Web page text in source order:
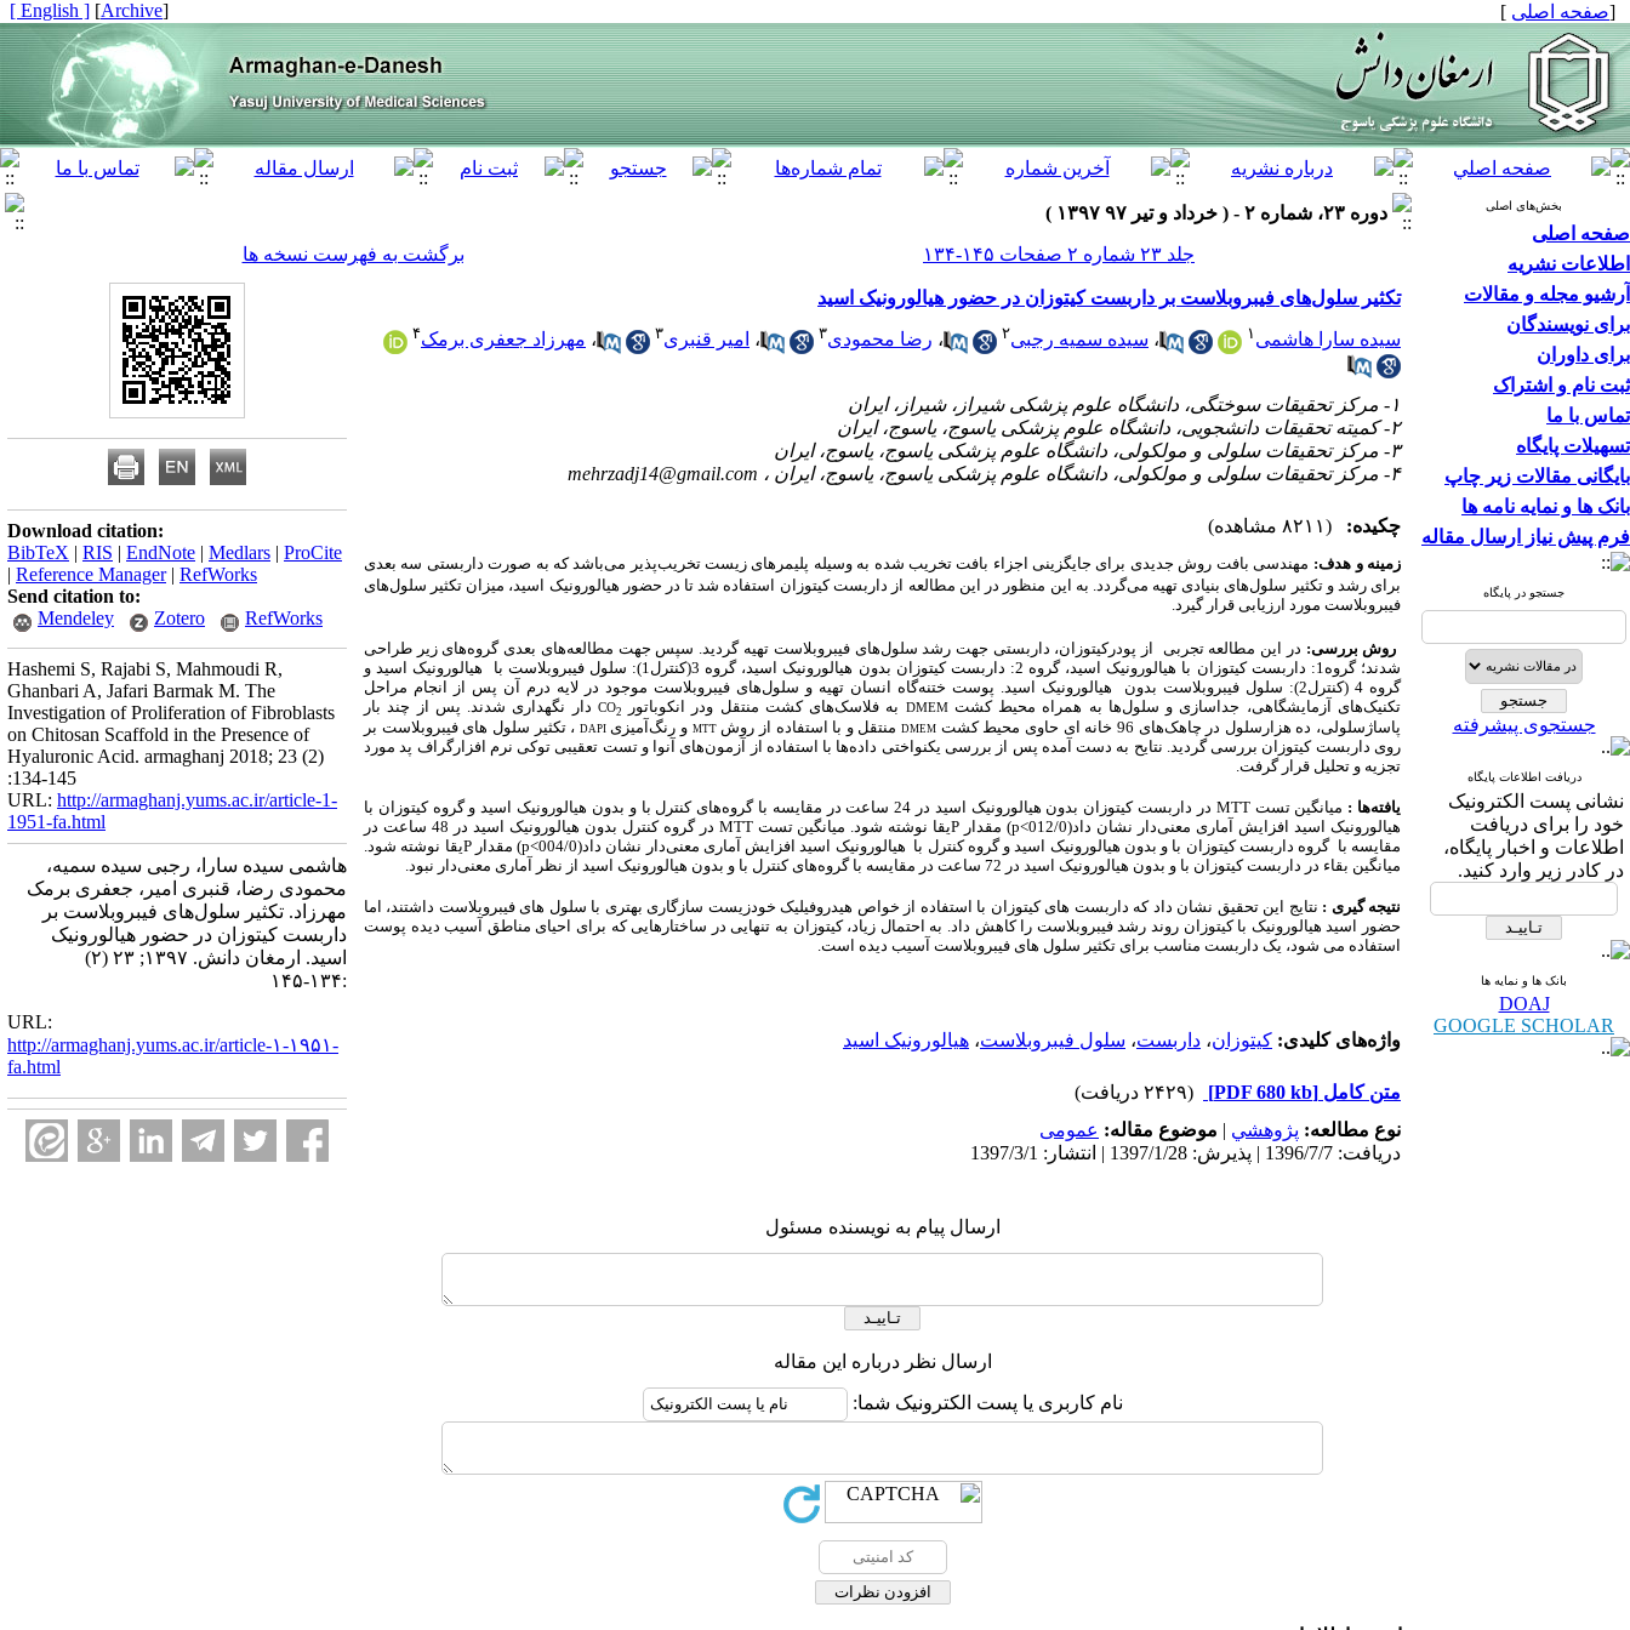
[صفحه اصلی ]
[
Archive
]
[ English ]
بخش‌های اصلی
صفحه اصلی
اطلاعات نشریه
آرشیو مجله و مقالات
برای نویسندگان
برای داوران
ثبت نام و اشتراک
تماس با ما
تسهیلات پایگاه
بایگانی مقالات زیر چاپ
بانک ها و نمایه نامه ها
فرم پیش نیاز ارسال مقاله
جستجو در پایگاه
جستجوی پیشرفته
دریافت اطلاعات پایگاه
نشانی پست الکترونیک
خود را برای دریافت
اطلاعات و اخبار پایگاه،
در کادر زیر وارد کنید.
بانک ها و نمایه ها
DOAJ
GOOGLE SCHOLAR
دوره ۲۳، شماره ۲ - ( خرداد و تیر ۹۷ ۱۳۹۷ )
جلد ۲۳ شماره ۲ صفحات ۱۴۵-۱۳۴
برگشت به فهرست نسخه ها
تکثیر سلول‌های فیبروبلاست بر داربست کیتوزان در حضور هیالورونیک اسید
سیده سارا هاشمی ۱ ، سیده سمیه رجبی۲ ، رضا محمودی۳ ، امیر قنبری۳ ، مهرزاد جعفری برمک۴
۱- مرکز تحقیقات سوختگی، دانشگاه علوم پزشکی شیراز، شیراز، ایران
۲- کمیته تحقیقات دانشجویی، دانشگاه علوم پزشکی یاسوج، یاسوج، ایران
۳- مرکز تحقیقات سلولی و مولکولی، دانشگاه علوم پزشکی یاسوج، یاسوج، ایران
۴- مرکز تحقیقات سلولی و مولکولی، دانشگاه علوم پزشکی یاسوج، یاسوج، ایران ،
mehrzadj14@gmail.com
چکیده: (۸۲۱۱ مشاهده)
زمینه و هدف: مهندسی بافت روش جدیدی برای جایگزینی اجزاء بافت تخریب شده به وسیله پلیمرهای زیست تخریب‌پذیر می‌باشد که به صورت داربستی سه بعدی
برای رشد و تکثیر سلول‌های بنیادی تهیه می‌گردد. به این منظور در این مطالعه از داربست کیتوزان استفاده شد تا در حضور هیالورونیک اسید، میزان تکثیر سلول‌های
فیبروبلاست مورد ارزیابی قرار گیرد.
روش بررسی: در این مطالعه تجربی از پودرکیتوزان، داربستی جهت رشد سلول‌های فیبروبلاست تهیه گردید. سپس جهت مطالعه‌های بعدی گروه‌های زیر طراحی
شدند؛
گروه1: داربست کیتوزان با هیالورونیک اسید، گروه 2: داربست کیتوزان بدون هیالورونیک اسید، گروه 3(کنترل1): سلول فیبروبلاست با هیالورونیک اسید و
گروه 4 (کنترل2): سلول فیبروبلاست بدون هیالورونیک اسید. پوست ختنه‌گاه انسان تهیه و سلول‌های فیبروبلاست موجود در لایه درم آن پس از انجام مراحل
تکنیک‌‌های آزمایشگاهی، جداسازی و سلول‌ها به همراه محیط کشتDMEM به فلاسک‌های کشت منتقل ودر انکوباتور CO2
دار نگهداری شدند. پس از چند بار
پاساژسلولی، ده هزارسلول در چاهک‌های 96 خانه ای حاوی محیط کشت
DMEMمنتقل و با استفاده از روشMTT و رنگ‌آمیزیDAPI ، تکثیر سلول های فیبروبلاست بر
روی داربست کیتوزان بررسی گردید. نتایح به دست آمده پس از بررسی یکنواختی داده‌ها با استفاده از آزمون‌های آنوا و تست تعقیبی توکی نرم افزارگراف پد مورد
تجزیه و تحلیل قرار گرفت.
یافته‌ها : میانگین تستMTT
در داربست کیتوزان بدون هیالورونیک اسید در 24 ساعت در مقایسه با گروه‌های کنترل با و بدون هیالورونیک اسید و گروه کیتوزان با
هیالورونیک اسید افزایش آماری معنی‌دار نشان داد(012/0
p<) مقدار Pیقا نوشته شود. میانگین تستMTT
در گروه کنترل بدون هیالورونیک اسید در 48 ساعت در
مقایسه با گروه داربست کیتوزان با و بدون هیالورونیک اسید و گروه کنترل با هیالورونیک اسید افزایش آماری معنی‌دار نشان داد(004/0
p<) مقدارPیقا نوشته شود.
میانگین بقاء در داربست کیتوزان با و بدون هیالورونیک اسید در 72 ساعت در مقایسه با گروه‌های کنترل با و بدون هیالورونیک اسید از نظر آماری معنی‌دار نبود.
نتیجه گیری : نتایج این تحقیق نشان داد که داربست های کیتوزان با استفاده از خواص هیدروفیلیک خودزیست سازگاری بهتری با سلول های فیبروبلاست داشتند، اما
حضور اسید هیالورونیک با کیتوزان روند رشد فیبروبلاست را کاهش داد. به احتمال زیاد، کیتوزان به تنهایی در ساختارهایی که برای احیای مناطق آسیب دیده پوست
استفاده می شود، یک داربست مناسب برای تکثیر سلول های فیبروبلاست آسیب دیده است.
واژه‌های کلیدی: کیتوزان، داربست، سلول فیبروبلاست، هیالورونیک اسید
متن کامل [PDF 680 kb]
(۲۴۲۹ دریافت)
نوع مطالعه: پژوهشي | موضوع مقاله: عمومى
دریافت: 1396/7/7 | پذیرش: 1397/1/28 | انتشار: 1397/3/1
ارسال پیام به نویسنده مسئول
ارسال نظر درباره این مقاله
نام کاربری یا پست الکترونیک شما:
Download citation:
BibTeX | RIS | EndNote | Medlars | ProCite
| Reference Manager| RefWorks
Send citation to:
Mendeley
Zotero RefWorks
Hashemi S, Rajabi S, Mahmoudi R,
Ghanbari A, Jafari Barmak M. The
Investigation of Proliferation of Fibroblasts
on Chitosan Scaffold in the Presence of
Hyaluronic Acid. armaghanj 2018; 23 (2)
:134-145
URL: http://armaghanj.yums.ac.ir/article-1-
1951-fa.html
هاشمی سیده سارا، رجبی سیده سمیه،
محمودی رضا، قنبری امیر، جعفری برمک
مهرزاد. تکثیر سلول‌های فیبروبلاست بر
داربست کیتوزان در حضور هیالورونیک
اسید. ارمغان دانش. ۱۳۹۷; ۲۳ (۲)
:۱۳۴-۱۴۵
URL:
http://armaghanj.yums.ac.ir/article-۱-۱۹۵۱-
fa.html